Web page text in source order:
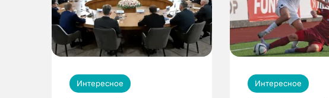
Интересное Интересное